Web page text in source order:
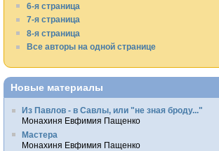
6-я страница
7-я страница
8-я страница
Все авторы на одной странице
Новые материалы
Из Павлов - в Савлы, или "не зная броду..."
Монахиня Евфимия Пащенко
Мастера
Монахиня Евфимия Пащенко